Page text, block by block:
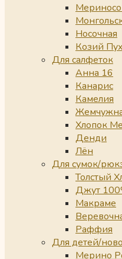
Носочная
Козий
Для салфеток
Анна 16
Канарис
Камелия
Хлопок
Денди
Лён
Для сумок/
Толстый
Джут
Макраме
Раффия
Для детей/
Мерино